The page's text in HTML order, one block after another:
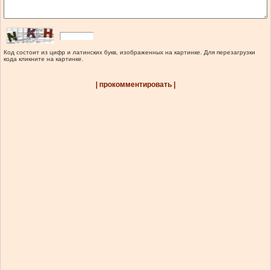
Код состоит из цифр и латинских букв, изображенных на картинке. Для перезагрузки
кода кликните на картинке.
| прокомментировать |